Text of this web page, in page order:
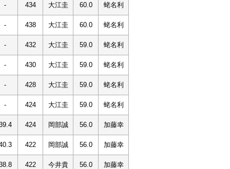
- 434 大江圭 60.0 蛯名利
- 438 大江圭 60.0 蛯名利
- 432 大江圭 59.0 蛯名利
- 430 大江圭 59.0 蛯名利
- 428 大江圭 59.0 蛯名利
- 424 大江圭 59.0 蛯名利
424 岡部誠 56.0 加藤幸
422 岡部誠 56.0 加藤幸
422 今井貴 56.0 加藤幸